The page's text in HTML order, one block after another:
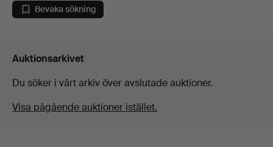
Bevaka sökning
Auktionsarkivet
Du söker i vårt arkiv över avslutade auktioner.
Visa pågående auktioner istället.